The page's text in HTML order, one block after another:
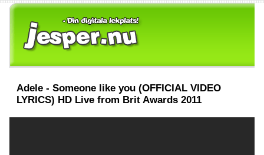
Adele - Someone like you (OFFICIAL VIDEO
LYRICS) HD Live from Brit Awards 2011